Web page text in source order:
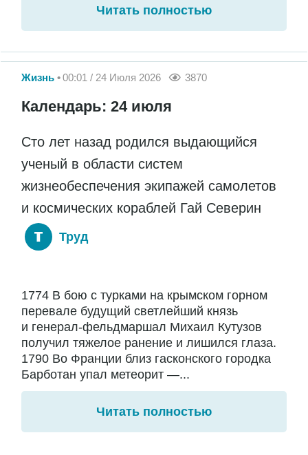
Читать полностью
Жизнь 00:01 / 24 Июля 2026 3870
Календарь: 24 июля
Сто лет назад родился выдающийся
ученый в области систем
жизнеобеспечения экипажей самолетов
и космических кораблей Гай Северин
Труд
1774 В бою с турками на крымском горном
перевале будущий светлейший князь
и генерал-фельдмаршал Михаил Кутузов
получил тяжелое ранение и лишился глаза.
1790 Во Франции близ гасконского городка
Барботан упал метеорит —...
Читать полностью